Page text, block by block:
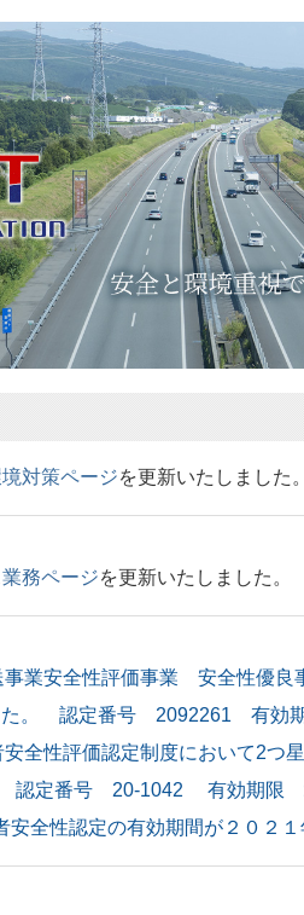
対策ページを更新いたしました。
務ページを更新いたしました。
業安全性評価事業 安全性優良
番号 2092261 有効期限
全性評価認定制度において2つ星
有効期限 ２０２
安全性認定の有効期間が２０２